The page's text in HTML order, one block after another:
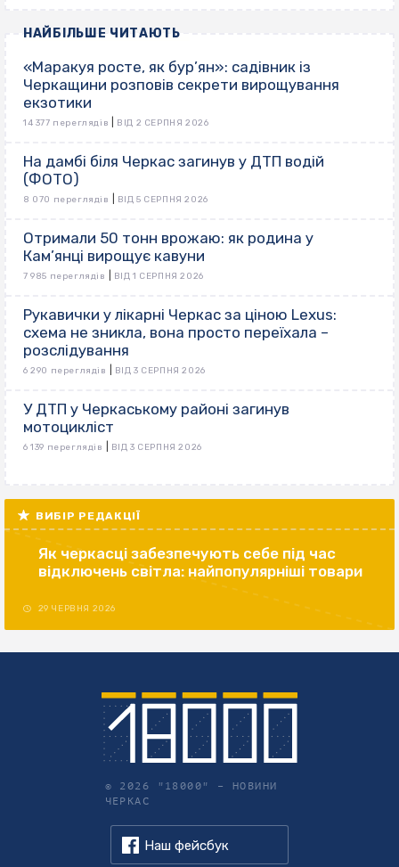
НАЙБІЛЬШЕ ЧИТАЮТЬ
«Маракуя росте, як бур’ян»: садівник із
Черкащини розповів секрети вирощування
екзотики
14 377 переглядів ВІД 2 СЕРПНЯ 2026
На дамбі біля Черкас загинув у ДТП водій
(ФОТО)
8 070 переглядів ВІД 5 СЕРПНЯ 2026
Отримали 50 тонн врожаю: як родина у
Кам’янці вирощує кавуни
7 985 переглядів ВІД 1 СЕРПНЯ 2026
Рукавички у лікарні Черкас за ціною Lexus:
схема не зникла, вона просто переїхала –
розслідування
6 290 переглядів ВІД 3 СЕРПНЯ 2026
У ДТП у Черкаському районі загинув
мотоцикліст
6 139 переглядів ВІД 3 СЕРПНЯ 2026
ВИБІР РЕДАКЦІЇ
Як черкасці забезпечують себе під час
відключень світла: найпопулярніші товари
29 ЧЕРВНЯ 2026
© 2026 "18000" – НОВИНИ
ЧЕРКАС
Наш фейсбук